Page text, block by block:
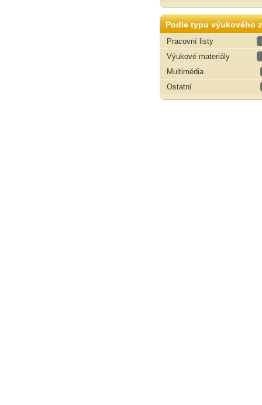
Podle typu výukového
Pracovní listy
Výukové materiály
Multimédia
Ostatní